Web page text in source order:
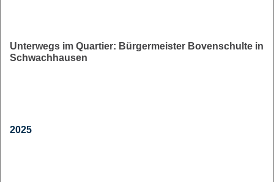
Unterwegs im Quartier: Bürgermeister Bovenschulte in
Schwachhausen
2025